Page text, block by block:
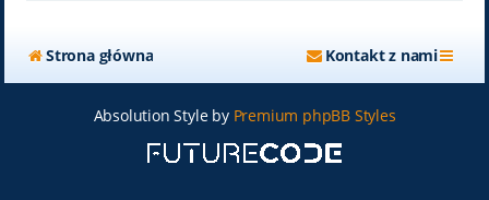
Strona główna Kontakt z nami
Absolution Style by Premium phpBB Styles